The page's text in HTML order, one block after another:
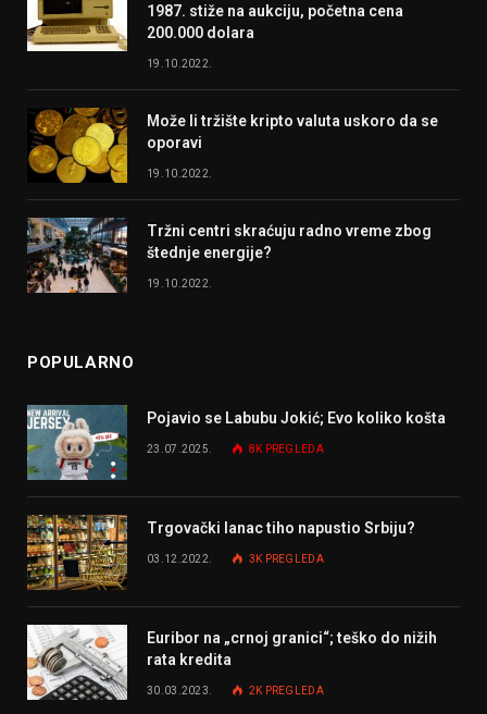
1987. stiže na aukciju, početna cena
200.000 dolara
19.10.2022.
Može li tržište kripto valuta uskoro da se
oporavi
19.10.2022.
Tržni centri skraćuju radno vreme zbog
štednje energije?
19.10.2022.
POPULARNO
Pojavio se Labubu Jokić; Evo koliko košta
23.07.2025. 8K PREGLEDA
Trgovački lanac tiho napustio Srbiju?
03.12.2022. 3K PREGLEDA
Euribor na „crnoj granici“; teško do nižih
rata kredita
30.03.2023. 2K PREGLEDA